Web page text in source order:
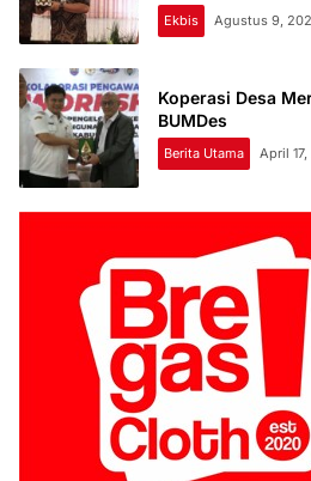
Ekbis Agustus 9,
Koperasi Desa
BUMDes
Berita Utama April